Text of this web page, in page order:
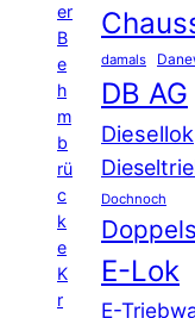
er
B
e
h
m
b
rü
c
k
e
K
r
damals
DB AG
Diesellok
Dochnoch
E-Lok
E-